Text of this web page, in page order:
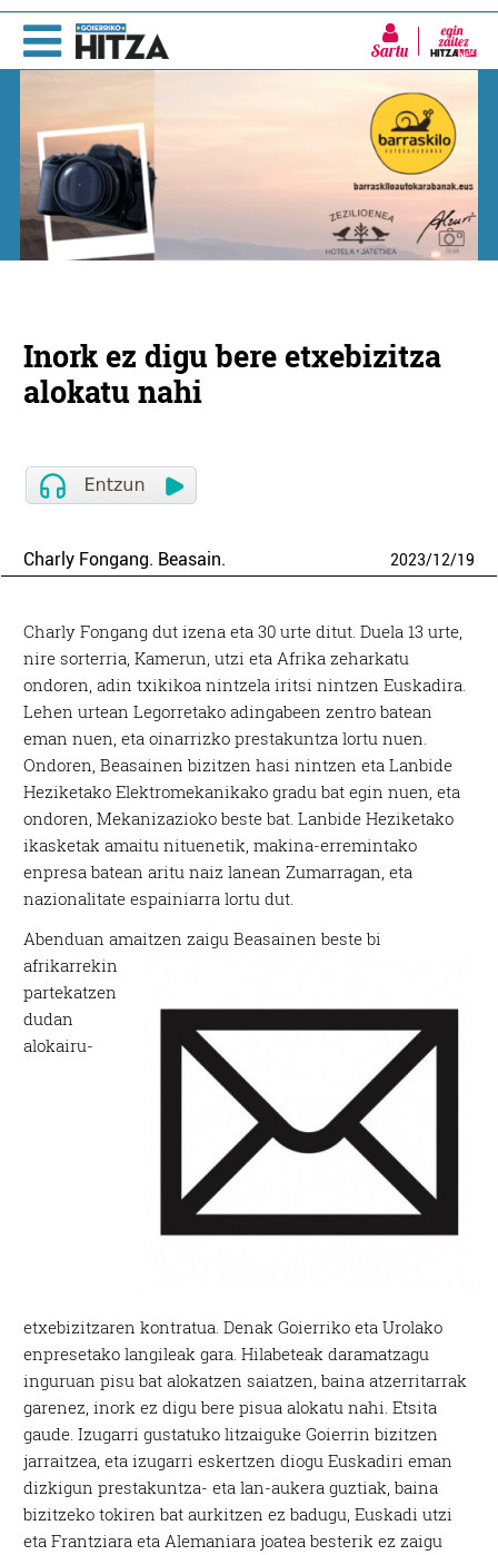
Sartu
Inork ez digu bere etxebizitza
alokatu nahi
Charly Fongang. Beasain. 2023/12/19
Charly Fongang dut izena eta 30 urte ditut. Duela 13 urte,
nire sorterria, Kamerun, utzi eta Afrika zeharkatu
ondoren, adin txikikoa nintzela iritsi nintzen Euskadira.
Lehen urtean Legorretako adingabeen zentro batean
eman nuen, eta oinarrizko prestakuntza lortu nuen.
Ondoren, Beasainen bizitzen hasi nintzen eta Lanbide
Heziketako Elektromekanikako gradu bat egin nuen, eta
ondoren, Mekanizazioko beste bat. Lanbide Heziketako
ikasketak amaitu nituenetik, makina-erremintako
enpresa batean aritu naiz lanean Zumarragan, eta
nazionalitate espainiarra lortu dut.
Abenduan amaitzen zaigu Beasainen beste bi
afrikarrekin
partekatzen
dudan
alokairu-
etxebizitzaren kontratua. Denak Goierriko eta Urolako
enpresetako langileak gara. Hilabeteak daramatzagu
inguruan pisu bat alokatzen saiatzen, baina atzerritarrak
garenez, inork ez digu bere pisua alokatu nahi. Etsita
gaude. Izugarri gustatuko litzaiguke Goierrin bizitzen
jarraitzea, eta izugarri eskertzen diogu Euskadiri eman
dizkigun prestakuntza- eta lan-aukera guztiak, baina
bizitzeko tokiren bat aurkitzen ez badugu, Euskadi utzi
eta Frantziara eta Alemaniara joatea besterik ez zaigu